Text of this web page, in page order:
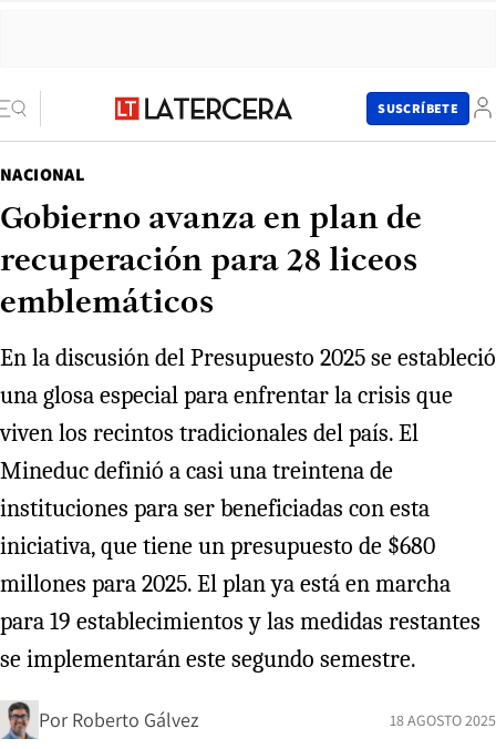
SUSCRÍBETE
NACIONAL
Gobierno avanza en plan de
recuperación para 28 liceos
emblemáticos
En la discusión del Presupuesto 2025 se estableció
una glosa especial para enfrentar la crisis que
viven los recintos tradicionales del país. El
Mineduc definió a casi una treintena de
instituciones para ser beneficiadas con esta
iniciativa, que tiene un presupuesto de $680
millones para 2025. El plan ya está en marcha
para 19 establecimientos y las medidas restantes
se implementarán este segundo semestre.
Por Roberto Gálvez 18 AGOSTO 2025